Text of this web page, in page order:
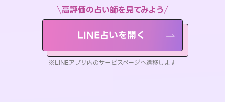
高評価の占い師を見てみよう
LINE占いを開く
※LINEアプリ内のサービスページへ遷移します